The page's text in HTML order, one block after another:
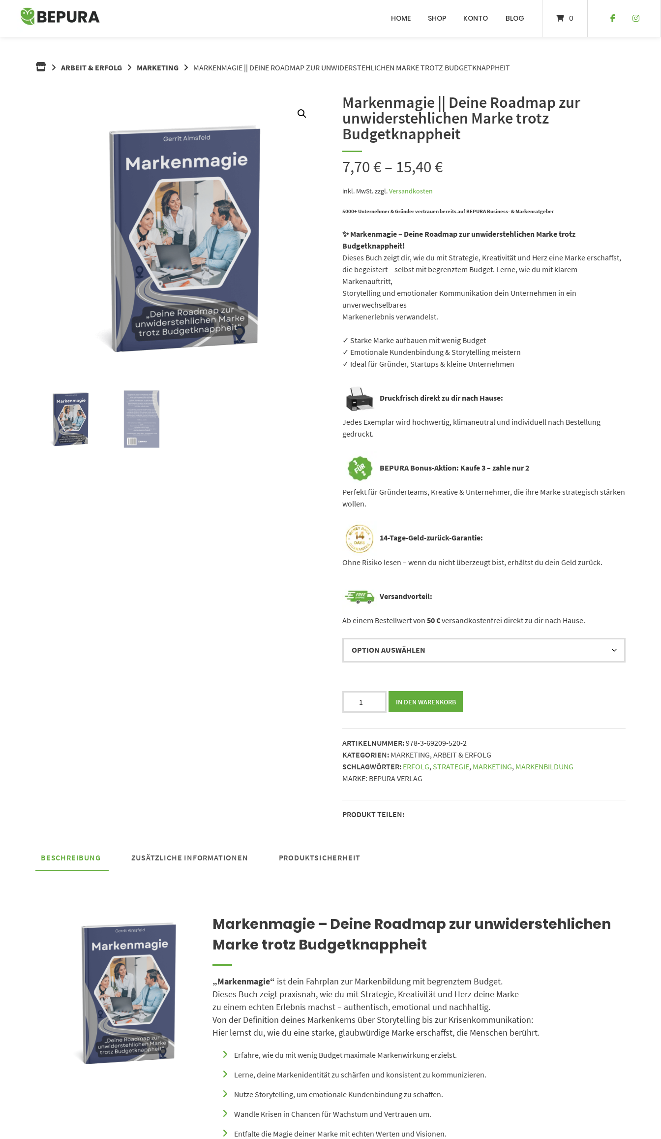
Springe
HOME SHOP KONTO BLOG 0
ARBEIT & ERFOLG MARKETING MARKENMAGIE || DEINE ROADMAP ZUR UNWIDERSTEHLICHEN MARKE TROTZ BUDGETKNAPPHEIT
Markenmagie || Deine Roadmap zur
unwiderstehlichen Marke trotz
Budgetknappheit
7,70€– 15,40€
inkl. MwSt.zzgl.Versandkosten
5000+ Unternehmer & Gründer vertrauen bereits auf BEPURA Business- & Markenratgeber
✨ Markenmagie – Deine Roadmap zur unwiderstehlichen Marke trotz
Budgetknappheit!
Dieses Buch zeigt dir, wie du mit Strategie, Kreativität und Herz eine Marke erschaffst,
die begeistert – selbst mit begrenztem Budget. Lerne, wie du mit klarem
Markenauftritt,
Storytelling und emotionaler Kommunikation dein Unternehmen in ein
unverwechselbares
Markenerlebnis verwandelst.
✓ Starke Marke aufbauen mit wenig Budget
✓ Emotionale Kundenbindung & Storytelling meistern
✓ Ideal für Gründer, Startups & kleine Unternehmen
Druckfrisch direkt zu dir nach Hause:
Jedes Exemplar wird hochwertig, klimaneutral und individuell nach Bestellung
gedruckt.
BEPURA Bonus-Aktion: Kaufe 3 – zahle nur 2
Perfekt für Gründerteams, Kreative & Unternehmer, die ihre Marke strategisch stärken
wollen.
14-Tage-Geld-zurück-Garantie:
Ohne Risiko lesen – wenn du nicht überzeugt bist, erhältst du dein Geld zurück.
Versandvorteil:
Ab einem Bestellwert von 50 €versandkostenfrei direkt zu dir nach Hause.
Roadmap
zur
unwiderstehlichen
Marke
trotz
Menge
IN DEN WARENKORB
ARTIKELNUMMER:978-3-69209-520-2
KATEGORIEN: MARKETING,ARBEIT & ERFOLG
SCHLAGWÖRTER: ERFOLG, STRATEGIE, MARKETING, MARKENBILDUNG
MARKE: BEPURA VERLAG
PRODUKT TEILEN:
BESCHREIBUNG ZUSÄTZLICHE INFORMATIONEN PRODUKTSICHERHEIT
Markenmagie – Deine Roadmap zur unwiderstehlichen
Marke trotz Budgetknappheit
„Markenmagie“ ist dein Fahrplan zur Markenbildung mit begrenztem Budget.
Dieses Buch zeigt praxisnah, wie du mit Strategie, Kreativität und Herz deine Marke
zu einem echten Erlebnis machst – authentisch, emotional und nachhaltig.
Von der Definition deines Markenkerns über Storytelling bis zur Krisenkommunikation:
Hier lernst du, wie du eine starke, glaubwürdige Marke erschaffst, die Menschen berührt.
Erfahre, wie du mit wenig Budget maximale Markenwirkung erzielst.
Lerne, deine Markenidentität zu schärfen und konsistent zu kommunizieren.
Nutze Storytelling, um emotionale Kundenbindung zu schaffen.
Wandle Krisen in Chancen für Wachstum und Vertrauen um.
Entfalte die Magie deiner Marke mit echten Werten und Visionen.